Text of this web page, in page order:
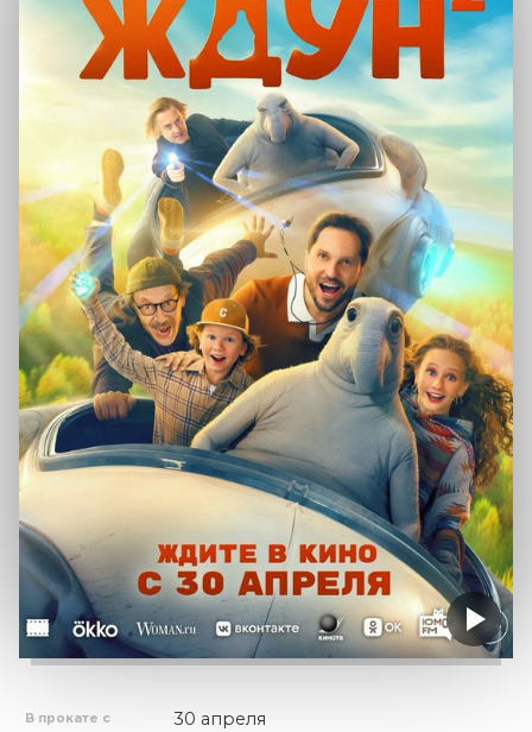
В прокате с 30 апреля